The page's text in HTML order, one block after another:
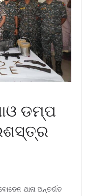
ଡମ୍ପ
ଥାନା ଅନ୍ତର୍ଗତ